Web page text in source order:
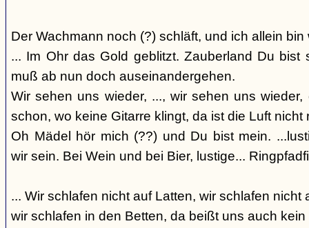
Der Wachmann noch (?) schläft, und ich allein bin
... Im Ohr das Gold geblitzt. Zauberland Du bist
muß ab nun doch auseinandergehen.
Wir sehen uns wieder, ..., wir sehen uns
schon, wo keine Gitarre klingt, da ist die Luft nicht
Oh Mädel hör mich (??) und Du bist mein.
wir sein. Bei Wein und bei Bier, lustige...
... Wir schlafen nicht auf Latten, wir schlafen nicht
wir schlafen in den Betten, da beißt uns auch kein